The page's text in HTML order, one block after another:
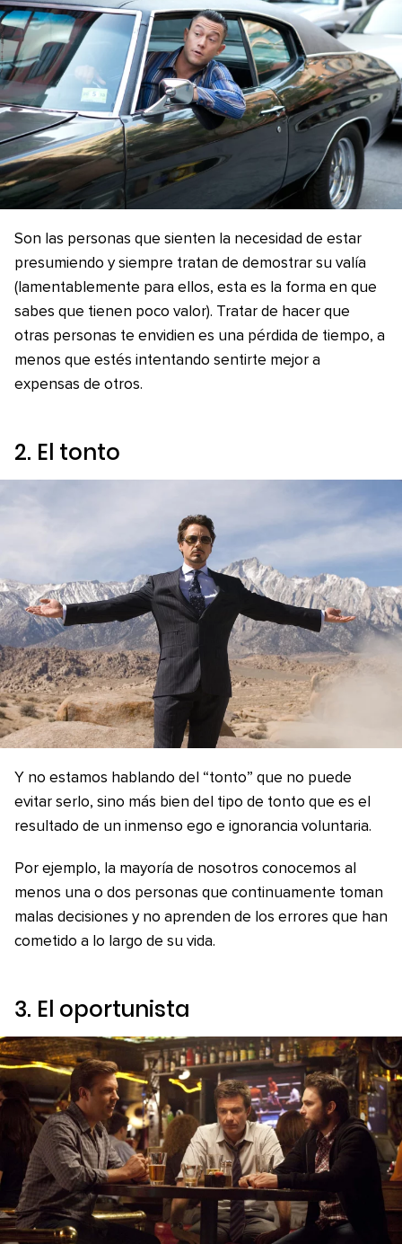
Son las personas que sienten la necesidad de estar
presumiendo y siempre tratan de demostrar su valía
(lamentablemente para ellos, esta es la forma en que
sabes que tienen poco valor). Tratar de hacer que
otras personas te envidien es una pérdida de tiempo, a
menos que estés intentando sentirte mejor a
expensas de otros.
2. El tonto
Y no estamos hablando del “tonto” que no puede
evitar serlo, sino más bien del tipo de tonto que es el
resultado de un inmenso ego e ignorancia voluntaria.
Por ejemplo, la mayoría de nosotros conocemos al
menos una o dos personas que continuamente toman
malas decisiones y no aprenden de los errores que han
cometido a lo largo de su vida.
3. El oportunista